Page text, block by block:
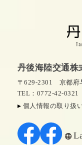
丹後海陸交通株
〒629-2301 京都府
TEL：0772-42-0321
個人情報の取り扱